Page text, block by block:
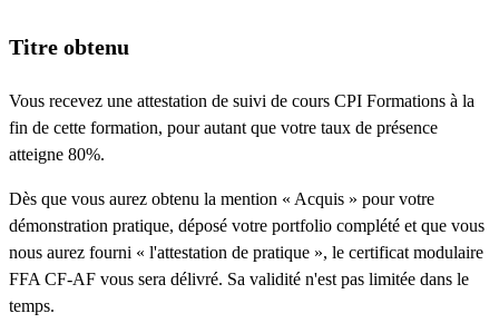
Titre obtenu
Vous recevez une attestation de suivi de cours CPI Formations à la
fin de cette formation, pour autant que votre taux de présence
atteigne 80%.
Dès que vous aurez obtenu la mention « Acquis » pour votre
démonstration pratique, déposé votre portfolio complété et que vous
nous aurez fourni « l'attestation de pratique », le certificat modulaire
FFA CF-AF vous sera délivré. Sa validité n'est pas limitée dans le
temps.